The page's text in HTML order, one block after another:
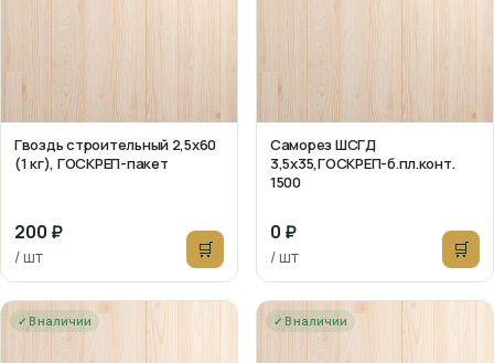
Гвоздь строительный 2,5х60
(1 кг), ГОСКРЕП-пакет
200 ₽
/ шт 🛒
Саморез ШСГД
3,5х35,ГОСКРЕП-б.пл.конт.
1500
0 ₽
/ шт 🛒
✓ В наличии ✓ В наличии